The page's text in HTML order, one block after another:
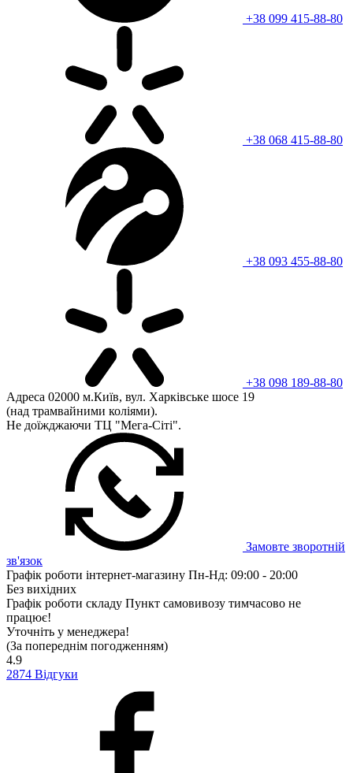
+38 099 415-88-80
+38 068 415-88-80
+38 093 455-88-80
+38 098 189-88-80
Адреса 02000 м.Київ, вул. Харківське шосе 19
(над трамвайними коліями).
Не доїжджаючи ТЦ "Мега-Сіті".
Замовте зворотній
зв'язок
Графік роботи інтернет-магазину Пн-Нд: 09:00 - 20:00
Без вихідних
Графік роботи складу Пункт самовивозу тимчасово не
працює!
Уточніть у менеджера!
(За попереднім погодженням)
4.9
2874 Відгуки